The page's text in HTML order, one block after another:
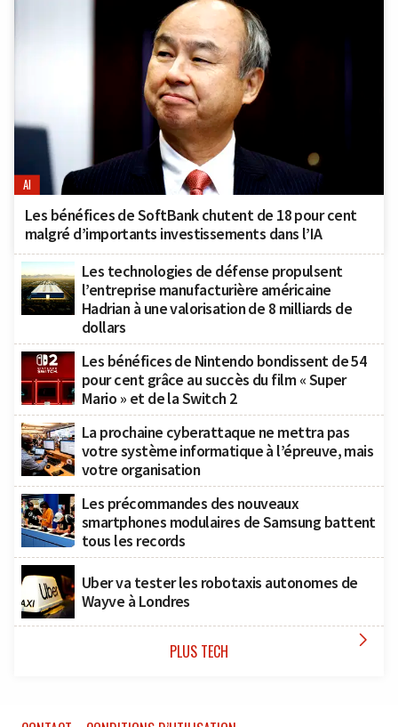
AI
Les bénéfices de SoftBank chutent de 18 pour cent
malgré d’importants investissements dans l’IA
Les technologies de défense propulsent
l’entreprise manufacturière américaine
Hadrian à une valorisation de 8 milliards de
dollars
Les bénéfices de Nintendo bondissent de 54
pour cent grâce au succès du film « Super
Mario » et de la Switch 2
La prochaine cyberattaque ne mettra pas
votre système informatique à l’épreuve, mais
votre organisation
Les précommandes des nouveaux
smartphones modulaires de Samsung battent
tous les records
Uber va tester les robotaxis autonomes de
Wayve à Londres
PLUS TECH 